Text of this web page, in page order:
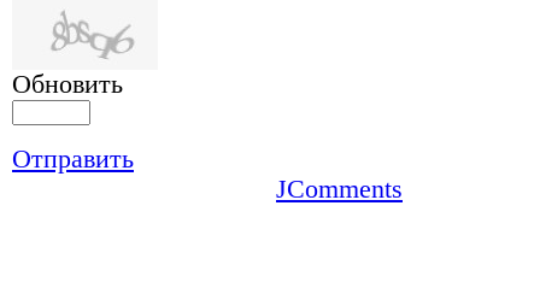
Обновить
Отправить
JComments